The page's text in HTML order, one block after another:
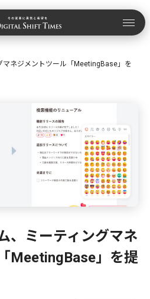
マネジメントツール「MeetingBase」を
、ミーティングマネ
MeetingBase」を提